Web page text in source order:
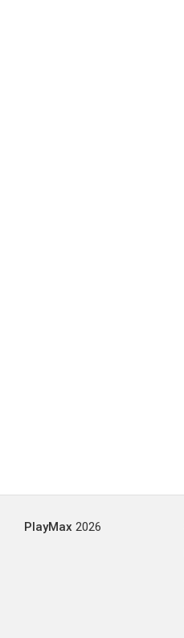
PlayMax 2026